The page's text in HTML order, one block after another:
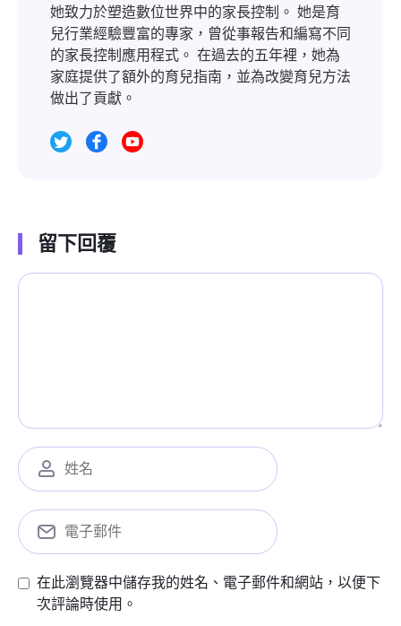
她致力於塑造數位世界中的家長控制。 她是育
兒行業經驗豐富的專家，曾從事報告和編寫不同
的家長控制應用程式。 在過去的五年裡，她為
家庭提供了額外的育兒指南，並為改變育兒方法
做出了貢獻。
留下回覆
在此瀏覽器中儲存我的姓名、電子郵件和網站，以便下
次評論時使用。